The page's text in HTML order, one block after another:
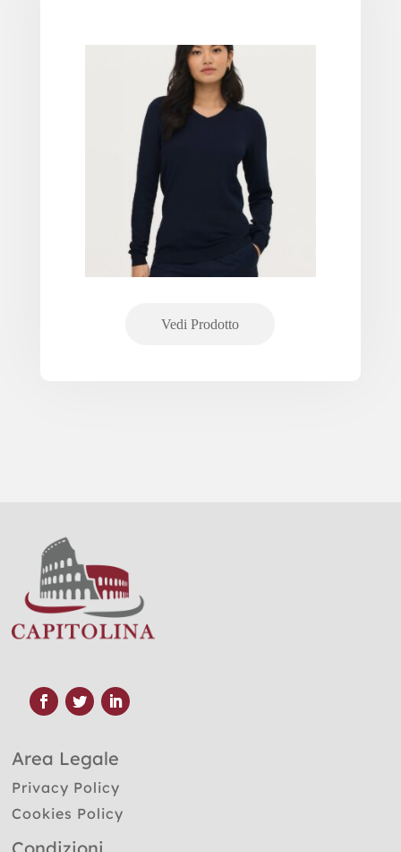
Area Legale
Privacy Policy
Cookies Policy